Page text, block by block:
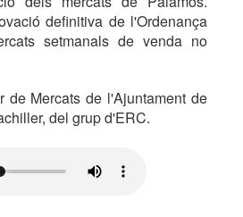
definitiva de l'Ordenança
setmanals de venda no
de Mercats de l'Ajuntament de
del grup d'ERC.